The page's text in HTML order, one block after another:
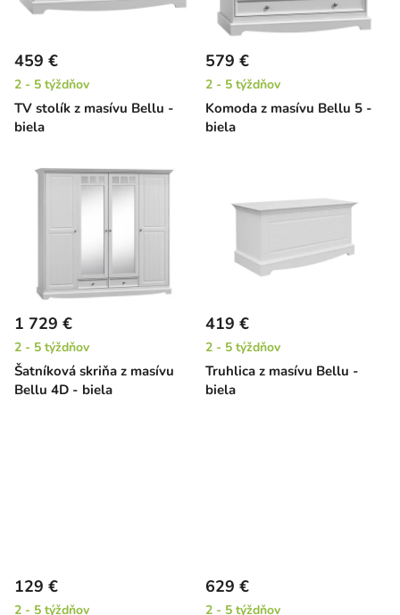
TV stolík z masívu Bellu -
biela
459 €
2 - 5 týždňov
Komoda z masívu Bellu 5 -
biela
579 €
2 - 5 týždňov
Šatníková skriňa z masívu
Bellu 4D - biela
1 729 €
2 - 5 týždňov
Truhlica z masívu Bellu -
biela
419 €
2 - 5 týždňov
129 €
2 - 5 týždňov
629 €
2 - 5 týždňov